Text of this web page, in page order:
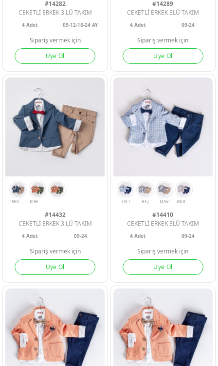
BEJ YESIL KIREMIT
#14282
CEKETLİ ERKEK 3 LÜ TAKIM
4Adet 09-12-18-24 AY
Sipariş vermek için
Üye Ol
INDIGO KIREMIT HARDAL
#14289
CEKETLİ ERKEK 3LÜ TAKIM
4 Adet 09-24
Sipariş vermek için
Üye Ol
INDIGO
#14432
CEKETLİ ERKEK 3 LÜ TAKIM
4Adet 09-24
Sipariş vermek için
Üye Ol
LACI MAVI
#14410
CEKETLİ ERKEK 3LÜ TAKIM
4 Adet 09-24
Sipariş vermek için
Üye Ol